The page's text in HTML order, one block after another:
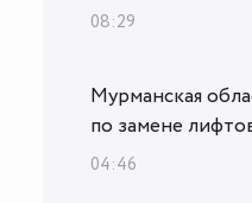
08:29
Мурманская
по замене
04:46